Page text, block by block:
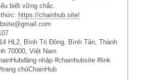
biết vững chắc.
https://chainhub.site/
HL2, Bình Trị Đông, Bình Tân, Thành
70000, Việt Nam
nhập #chainhubsite #link
chủChainHub